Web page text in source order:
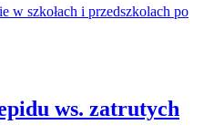
ws. zatrutych